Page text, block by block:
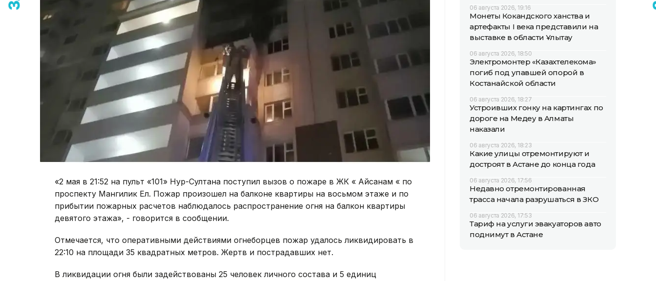
«2 мая в 21:52 на пульт «101» Нур-Султана поступил вызов о пожаре в ЖК « Айсанам « по
проспекту Мангилик Ел. Пожар произошел на балконе квартиры на восьмом этаже и по
прибытии пожарных расчетов наблюдалось распространение огня на балкон квартиры
девятого этажа», - говорится в сообщении.
Отмечается, что оперативными действиями огнеборцев пожар удалось ликвидировать в
22:10 на площади 35 квадратных метров. Жертв и пострадавших нет.
В ликвидации огня были задействованы 25 человек личного состава и 5 единиц
06 августа 2026, 19:16
Монеты Кокандского ханства и
артефакты I века представили на
выставке в области Ұлытау
06 августа 2026, 18:50
Электромонтер «Казахтелекома»
погиб под упавшей опорой в
Костанайской области
06 августа 2026, 18:27
Устроивших гонку на картингах по
дороге на Медеу в Алматы
наказали
06 августа 2026, 18:23
Какие улицы отремонтируют и
достроят в Астане до конца года
06 августа 2026, 17:56
Недавно отремонтированная
трасса начала разрушаться в ЗКО
06 августа 2026, 17:53
Тариф на услуги эвакуаторов авто
поднимут в Астане